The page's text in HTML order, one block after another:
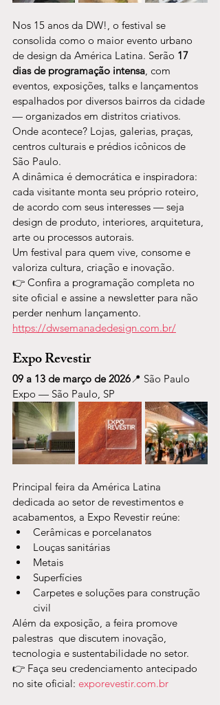
Nos 15 anos da DW!, o festival se
consolida como o maior evento urbano
de design da América Latina. Serão 17
dias de programação intensa, com
eventos, exposições, talks e lançamentos
espalhados por diversos bairros da cidade
— organizados em distritos criativos.
Onde acontece? Lojas, galerias, praças,
centros culturais e prédios icônicos de
São Paulo.
A dinâmica é democrática e inspiradora:
cada visitante monta seu próprio roteiro,
de acordo com seus interesses — seja
design de produto, interiores, arquitetura,
arte ou processos autorais.
Um festival para quem vive, consome e
valoriza cultura, criação e inovação.
👉 Confira a programação completa no
site oficial e assine a newsletter para não
perder nenhum lançamento.
https://dwsemanadedesign.com.br/
Expo Revestir
09 a 13 de março de 2026📍 São Paulo
Expo — São Paulo, SP
Principal feira da América Latina
dedicada ao setor de revestimentos e
acabamentos, a Expo Revestir reúne:
Cerâmicas e porcelanatos
Louças sanitárias
Metais
Superfícies
Carpetes e soluções para construção
civil
Além da exposição, a feira promove
palestras  que discutem inovação,
tecnologia e sustentabilidade no setor.
👉 Faça seu credenciamento antecipado
no site oficial: exporevestir.com.br